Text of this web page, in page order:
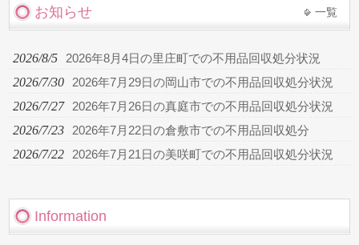
お知らせ 一覧
2026/8/5 2026年8月4日の里庄町での不用品回収処分状況
2026/7/30 2026年7月29日の岡山市での不用品回収処分状況
2026/7/27 2026年7月26日の真庭市での不用品回収処分状況
2026/7/23 2026年7月22日の倉敷市での不用品回収処分
2026/7/22 2026年7月21日の美咲町での不用品回収処分状況
Information